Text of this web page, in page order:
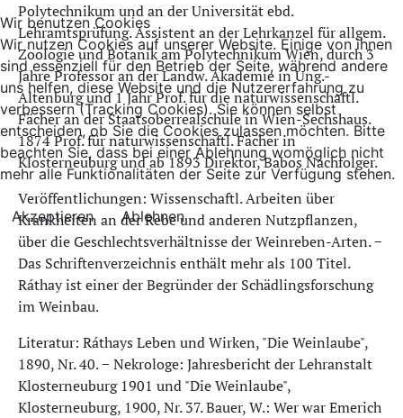
Polytechnikum und an der Universität ebd.
Lehramtsprüfung. Assistent an der Lehrkanzel für allgem.
Zoologie und Botanik am Polytechnikum Wien, durch 3
Jahre Professor an der Landw. Akademie in Ung.-
Altenburg und 1 Jahr Prof. für die naturwissenschaftl.
Fächer an der Staatsoberrealschule in Wien-Sechshaus.
1874 Prof. für naturwissenschaftl. Fächer in
Klosterneuburg und ab 1893 Direktor, Babos Nachfolger.
Veröffentlichungen: Wissenschaftl. Arbeiten über
Krankheiten an der Rebe und anderen Nutzpflanzen,
über die Geschlechtsverhältnisse der Weinreben-Arten. −
Das Schriftenverzeichnis enthält mehr als 100 Titel.
Ráthay ist einer der Begründer der Schädlingsforschung
im Weinbau.
Literatur: Ráthays Leben und Wirken, "Die Weinlaube",
1890, Nr. 40. − Nekrologe: Jahresbericht der Lehranstalt
Klosterneuburg 1901 und "Die Weinlaube",
Klosterneuburg, 1900, Nr. 37. Bauer, W.: Wer war Emerich
Wir benutzen Cookies
Wir nutzen Cookies auf unserer Website. Einige von ihnen
sind essenziell für den Betrieb der Seite, während andere
uns helfen, diese Website und die Nutzererfahrung zu
verbessern (Tracking Cookies). Sie können selbst
entscheiden, ob Sie die Cookies zulassen möchten. Bitte
beachten Sie, dass bei einer Ablehnung womöglich nicht
mehr alle Funktionalitäten der Seite zur Verfügung stehen.
Akzeptieren Ablehnen